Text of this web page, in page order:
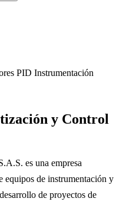
PID Instrumentación
y Control
es una empresa
equipos de instrumentación y
de proyectos de